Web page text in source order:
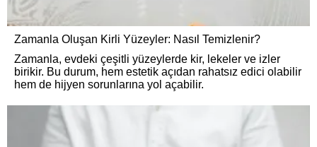
Zamanla Oluşan Kirli Yüzeyler: Nasıl Temizlenir?
Zamanla, evdeki çeşitli yüzeylerde kir, lekeler ve izler
birikir. Bu durum, hem estetik açıdan rahatsız edici olabilir
hem de hijyen sorunlarına yol açabilir.